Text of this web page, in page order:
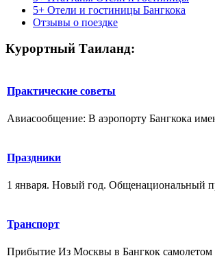
5+ Отели и гостиницы Бангкока
Отзывы о поездке
Курортный Таиланд:
Практические советы
Авиасообщение: В аэропорту Бангкока
Праздники
1 января. Новый год. Общенациональный
Транспорт
Прибытие Из Москвы в Бангкок самолетом